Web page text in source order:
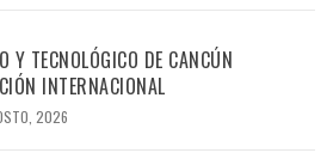
Y TECNOLÓGICO DE CANCÚN
INTERNACIONAL
2026